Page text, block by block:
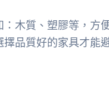
木質、塑膠等，方
品質好的家具才能